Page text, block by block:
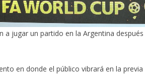
a jugar un partido en la Argentina
en donde el público vibrará en la